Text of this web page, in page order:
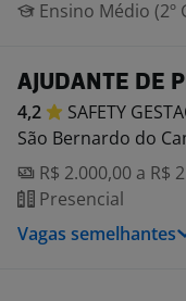
Ensino Médio (2º
AJUDANTE DE
4,2 SAFETY
São Bernardo do
R$ 2.000,00 a R$
Presencial
Vagas semelhantes